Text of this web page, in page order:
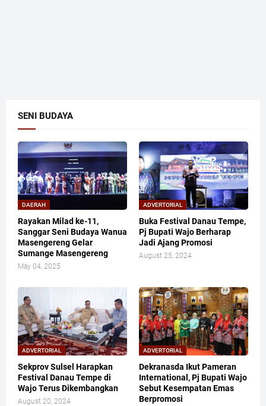
SENI BUDAYA
DAERAH
Rayakan Milad ke-11,
Sanggar Seni Budaya Wanua
Masengereng Gelar
Sumange Masengereng
May 04, 2025
ADVERTORIAL
Buka Festival Danau Tempe,
Pj Bupati Wajo Berharap
Jadi Ajang Promosi
August 25, 2024
ADVERTORIAL
Sekprov Sulsel Harapkan
Festival Danau Tempe di
Wajo Terus Dikembangkan
August 20, 2024
ADVERTORIAL
Dekranasda Ikut Pameran
International, Pj Bupati Wajo
Sebut Kesempatan Emas
Berpromosi